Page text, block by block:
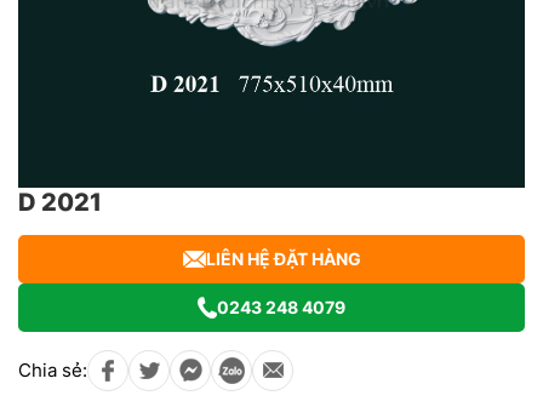
D 2021
LIÊN HỆ ĐẶT HÀNG
0243 248 4079
Chia sẻ: